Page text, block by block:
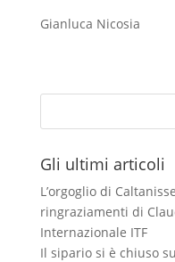
Gianluca Nicosia
Gli ultimi articoli
L’orgoglio di
ringraziamenti di
Internazionale ITF
Il sipario si è chiuso